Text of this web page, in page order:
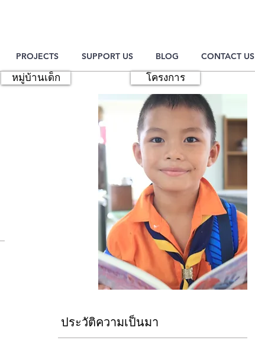
PROJECTS SUPPORT US BLOG CONTACT US
โครงการ
หมู่บ้านเด็ก
ประวัติความเป็นมา